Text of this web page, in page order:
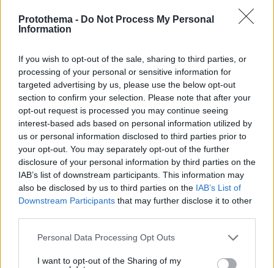
Protothema - Do Not Process My Personal
Information
If you wish to opt-out of the sale, sharing to third parties, or
processing of your personal or sensitive information for
targeted advertising by us, please use the below opt-out
section to confirm your selection. Please note that after your
opt-out request is processed you may continue seeing
interest-based ads based on personal information utilized by
us or personal information disclosed to third parties prior to
your opt-out. You may separately opt-out of the further
disclosure of your personal information by third parties on the
IAB’s list of downstream participants. This information may
also be disclosed by us to third parties on the IAB’s List of
Downstream Participants that may further disclose it to other
Please note that this website/app uses one or more Google
not limited to your visit or usage behaviour. You may click to
Personal Data Processing Opt Outs
I want to opt-out of the Sharing of my
ΔΕΙΤΕ ΟΛΕΣ ΤΙΣ ΕΙΔΗΣΕΙΣ
ΤΑ ΠΙΟ ΔΗΜΟΦΙΛΗ